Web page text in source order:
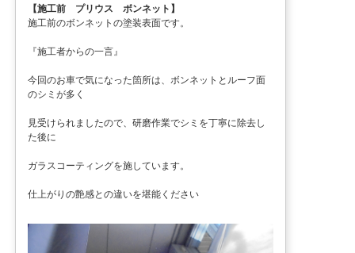
【施工前 プリウス ボンネット】
施工前のボンネットの塗装表面です。
『施工者からの一言』
今回のお車で気になった箇所は、ボンネットとルーフ面
のシミが多く
見受けられましたので、研磨作業でシミを丁寧に除去し
た後に
ガラスコーティングを施しています。
仕上がりの艶感との違いを堪能ください